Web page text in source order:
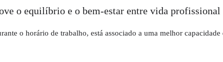
o equilíbrio e o bem-estar entre vida profissional
o horário de trabalho, está associado a uma melhor